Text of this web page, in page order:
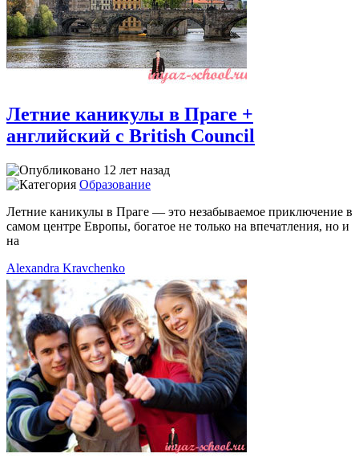
Летние каникулы в Праге +
английский с British Council
12 лет назад
Образование
Летние каникулы в Праге — это незабываемое приключение в
самом центре Европы, богатое не только на впечатления, но и
на
Alexandra Kravchenko